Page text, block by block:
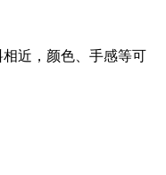
近，颜色、手感等可